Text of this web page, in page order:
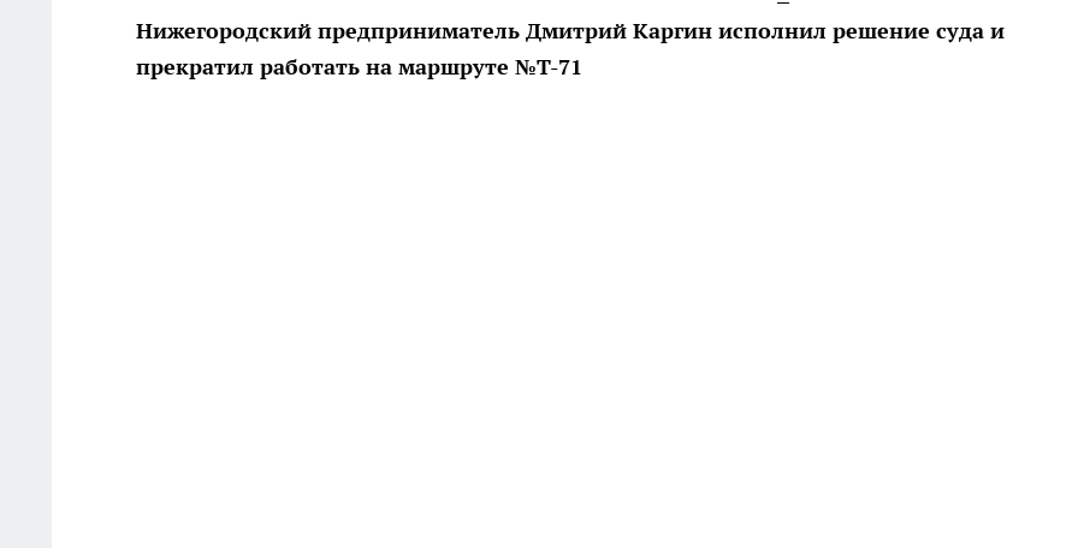
Нижегородский предприниматель Дмитрий Каргин исполнил решение суда и
прекратил работать на маршруте №Т-71